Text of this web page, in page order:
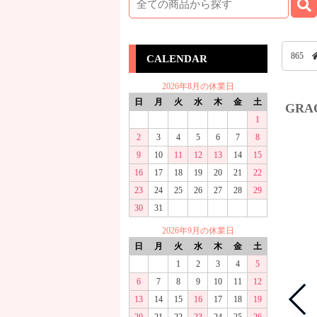
CALENDAR
2026年8月の休業日
日
月 火 水 木 金
土
1
2
3 4 5 6 7
8
9
10 11 12 13 14
15
16
17 18 19 20 21
22
23
24 25 26 27 28
29
30
31
2026年9月の休業日
日
月 火 水 木 金
土
1
2 3 4
5
6
7 8 9 10 11
12
13
14 15 16 17 18
19
865